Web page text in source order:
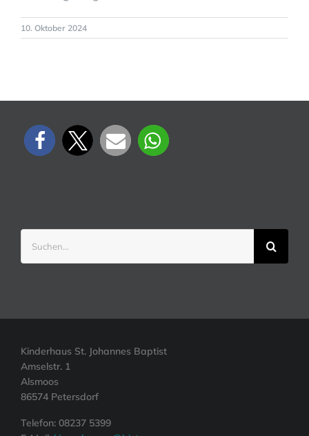
10. Oktober 2024
nach:
Kinderhaus St. Johannes Baptist
Amselstr. 1
Alsmoos
86574 Petersdorf
Telefon: 08237 5399